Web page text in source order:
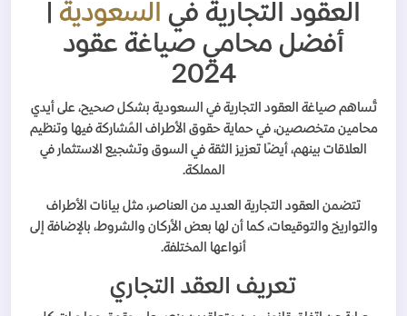
العقود التجارية في السعودية
أفضل محامي صياغة عقود
2024
تُساهم صياغة العقود التجارية في السعودية بشكل صحيح، على أيدي
محامين متخصصين، في حماية حقوق الأطراف المُشاركة فيها وتنظيم
العلاقات بينهم، أيضًا تعزيز الثقة في السوق وتشجيع الاستثمار في
المملكة.
تتضمن العقود التجارية العديد من العناصر، مثل بيانات الأطراف
والتواريخ والتوقيعات، كما أن لها بعض الأركان والشروط، بالإضافة إلى
أنواعها المختلفة.
تعريف العقد التجاري